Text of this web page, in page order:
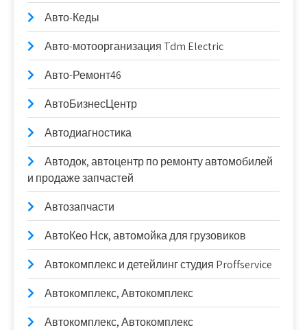
Авто-Кеды
Авто-мотоорганизация Tdm Electric
Авто-Ремонт46
АвтоБизнесЦентр
Автодиагностика
Автодок, автоцентр по ремонту автомобилей
и продаже запчастей
Автозапчасти
АвтоКео Нск, автомойка для грузовиков
Автокомплекс и детейлинг студия Proffservice
Автокомплекс, Автокомплекс
Автокомплекс, Автокомплекс